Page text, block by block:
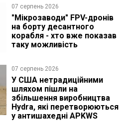
07 серпень 2026
"Мікрозаводи" FPV-дронів
на борту десантного
корабля - хто вже показав
таку можливість
07 серпень 2026
У США нетрадиційними
шляхом пішли на
збільшення виробництва
Hydra, які перетворюються
у антишахедні APKWS